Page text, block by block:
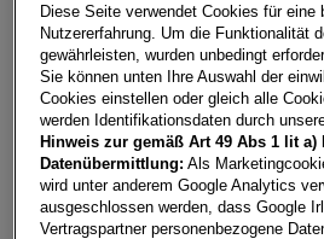
- km
Fahrzeug &
Diese Seite verwendet Cookies für eine
Nutzererfahrung. Um die Funktionalität
gewährleisten, wurden unbedingt
Sie können unten Ihre Auswahl der
Cookies einstellen oder gleich alle
werden Identifikationsdaten durch
Hinweis zur gemäß Art 49 Abs 1 lit a)
Datenübermittlung: Als
wird unter anderem Google Analytics
ausgeschlossen werden, dass Google
Vertragspartner personenbezogene